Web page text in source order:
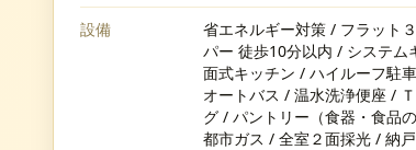
設備
省エネルギー対策 / フラット
パー 徒歩10分以内 / システ
面式キッチン / ハイルーフ駐
オートバス / 温水洗浄便座 /
グ / パントリー（食器・食品
都市ガス / 全室２面採光 / 納